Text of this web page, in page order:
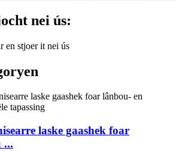
nei ús:
en stjoer it nei ús
laske gaashek foar
...